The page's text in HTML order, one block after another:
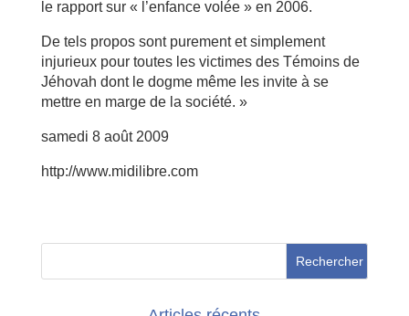
le rapport sur « l’enfance volée » en 2006.
De tels propos sont purement et simplement
injurieux pour toutes les victimes des Témoins de
Jéhovah dont le dogme même les invite à se
mettre en marge de la société. »
samedi 8 août 2009
http://www.midilibre.com